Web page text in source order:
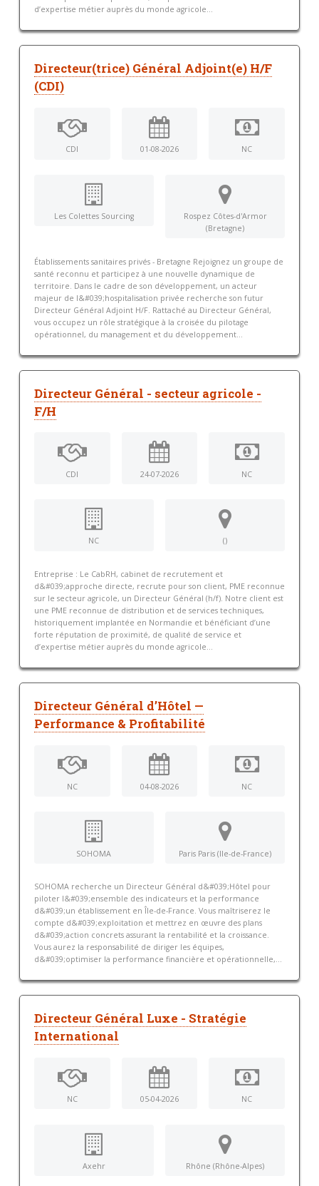
d’expertise métier auprès du monde agricole...
Directeur(trice) Général Adjoint(e) H/F
(CDI)
CDI 01-08-2026 NC
Les Colettes Sourcing
Rospez Côtes-d'Armor
(Bretagne)
Établissements sanitaires privés - Bretagne Rejoignez un groupe de
santé reconnu et participez à une nouvelle dynamique de
territoire. Dans le cadre de son développement, un acteur
majeur de l&#039;hospitalisation privée recherche son futur
Directeur Général Adjoint H/F. Rattaché au Directeur Général,
vous occupez un rôle stratégique à la croisée du pilotage
opérationnel, du management et du développement...
Directeur Général - secteur agricole -
F/H
CDI 24-07-2026 NC
NC ()
Entreprise : Le CabRH, cabinet de recrutement et
d&#039;approche directe, recrute pour son client, PME reconnue
sur le secteur agricole, un Directeur Général (h/f). Notre client est
une PME reconnue de distribution et de services techniques,
historiquement implantée en Normandie et bénéficiant d’une
forte réputation de proximité, de qualité de service et
d’expertise métier auprès du monde agricole...
Directeur Général d’Hôtel —
Performance & Profitabilité
NC 04-08-2026 NC
SOHOMA Paris Paris (Ile-de-France)
SOHOMA recherche un Directeur Général d&#039;Hôtel pour
piloter l&#039;ensemble des indicateurs et la performance
d&#039;un établissement en Île-de-France. Vous maîtriserez le
compte d&#039;exploitation et mettrez en œuvre des plans
d&#039;action concrets assurant la rentabilité et la croissance.
Vous aurez la responsabilité de diriger les équipes,
d&#039;optimiser la performance financière et opérationnelle,...
Directeur Général Luxe - Stratégie
International
NC 05-04-2026 NC
Axehr Rhône (Rhône-Alpes)